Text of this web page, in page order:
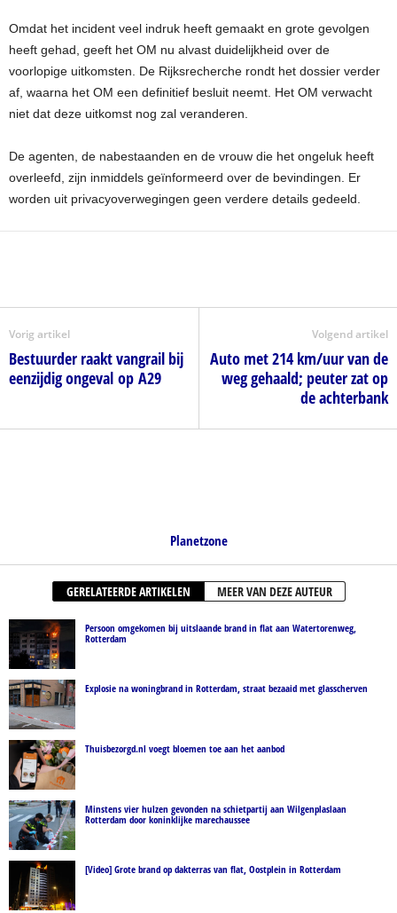
Omdat het incident veel indruk heeft gemaakt en grote gevolgen
heeft gehad, geeft het OM nu alvast duidelijkheid over de
voorlopige uitkomsten. De Rijksrecherche rondt het dossier verder
af, waarna het OM een definitief besluit neemt. Het OM verwacht
niet dat deze uitkomst nog zal veranderen.
De agenten, de nabestaanden en de vrouw die het ongeluk heeft
overleefd, zijn inmiddels geïnformeerd over de bevindingen. Er
worden uit privacyoverwegingen geen verdere details gedeeld.
Vorig artikel
Bestuurder raakt vangrail bij
eenzijdig ongeval op A29
Volgend artikel
Auto met 214 km/uur van de
weg gehaald; peuter zat op
de achterbank
Planetzone
GERELATEERDE ARTIKELEN MEER VAN DEZE AUTEUR
Persoon omgekomen bij uitslaande brand in flat aan Watertorenweg,
Rotterdam
Explosie na woningbrand in Rotterdam, straat bezaaid met glasscherven
Thuisbezorgd.nl voegt bloemen toe aan het aanbod
Minstens vier hulzen gevonden na schietpartij aan Wilgenplaslaan
Rotterdam door koninklijke marechaussee
[Video] Grote brand op dakterras van flat, Oostplein in Rotterdam